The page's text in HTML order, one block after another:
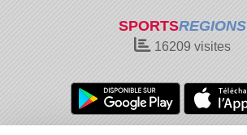
SPORTSREGIONS
16209 visites